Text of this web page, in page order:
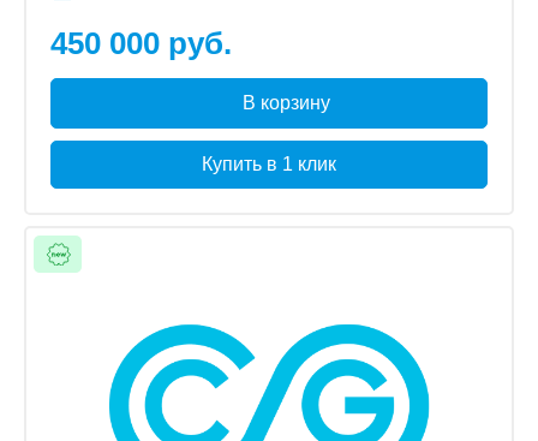
450 000 руб.
В корзину
Купить в 1 клик